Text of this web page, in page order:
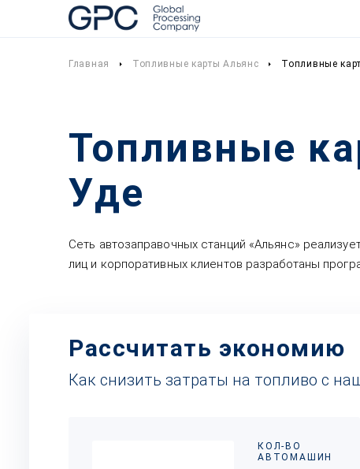
Главная Топливные карты Альянс Топливные
Топливные
Уде
Сеть автозаправочных станций «Альянс»
лиц и корпоративных клиентов разработаны
Рассчитать экономию
Как снизить затраты на топливо с
КОЛ-ВО
АВТОМАШИН